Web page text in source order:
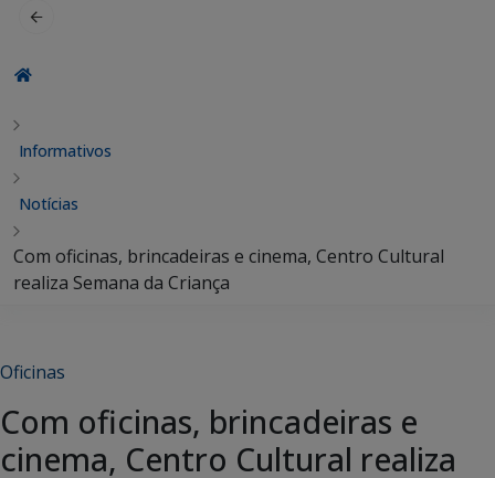
Informativos
Notícias
Com oficinas, brincadeiras e cinema, Centro Cultural
realiza Semana da Criança
Oficinas
Com oficinas, brincadeiras e
cinema, Centro Cultural realiza